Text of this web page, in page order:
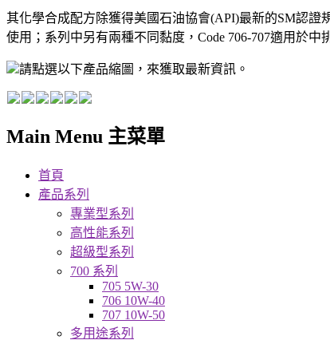
其化學合成配方除獲得美國石油協會(API)最新的SM認證
使用；系列中另有兩種不同黏度，Code 706-707適用於
請點選以下產品縮圖，來獲取最新資訊。
Main Menu 主菜單
首頁
產品系列
專業型系列
高性能系列
超級型系列
700 系列
705 5W-30
706 10W-40
707 10W-50
多用途系列